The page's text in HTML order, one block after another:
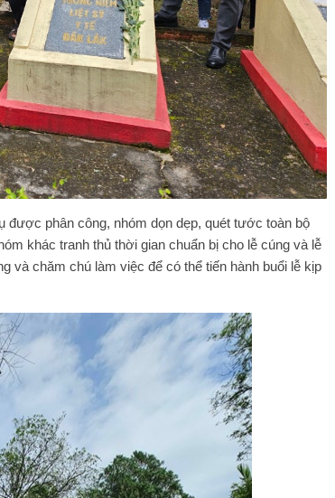
được phân công, nhóm dọn dẹp, quét tước toàn bộ
khác tranh thủ thời gian chuẩn bị cho lễ cúng và lễ
và chăm chú làm việc để có thể tiến hành buổi lễ kịp